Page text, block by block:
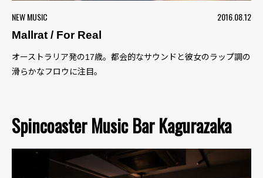
NEW MUSIC
2016.08.12
Mallrat / For Real
オーストラリア発の17歳。都会的なサウンドと彼女のラップ調の
滑らかなフロウに注目。
Spincoaster Music Bar Kagurazaka